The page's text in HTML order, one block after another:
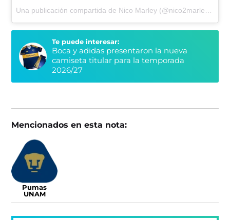
Te puede interesar:
Boca y adidas presentaron la nueva
camiseta titular para la temporada
2026/27
Mencionados en esta nota:
Pumas
UNAM